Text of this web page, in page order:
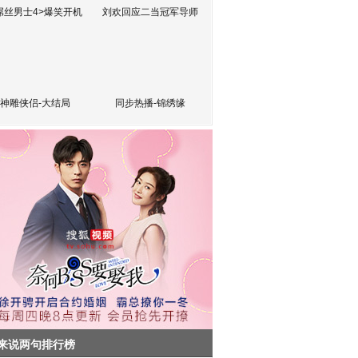
丝男士4>爆笑开机 刘欢回应二当冠军导师
神雕侠侣-大结局 同步热播-锦绣缘
说两句排行榜